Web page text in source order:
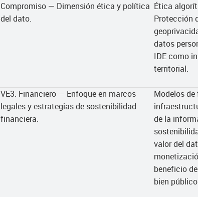
Compromiso — Dimensión ética y política
del dato.
Ética
Protección
datos
IDE como
territorial.
VE3: Financiero — Enfoque en marcos
legales y estrategias de sostenibilidad
financiera.
Modelos
de la
valor del
beneficio
bien